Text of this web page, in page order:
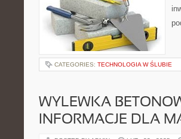
CATEGORIES: TECHNOLOGIA W ŚLUBIE
WYLEWKA
INFORMACJE DLA